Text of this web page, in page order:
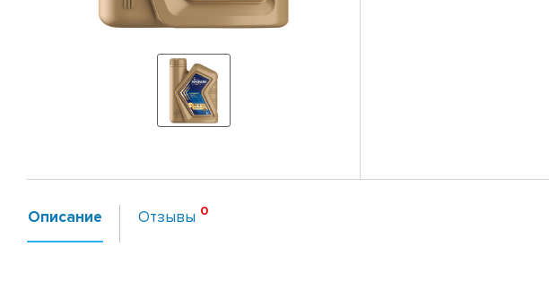
Описание Отзывы